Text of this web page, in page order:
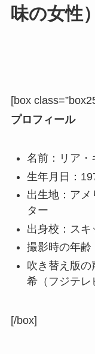
味の女性）
[box
プロフィール
名前：リア・
生年月日：
出生地：ア
ター
出身校：スキ
撮影時の年齢
吹き替え版
希（フジテレ
[/box]